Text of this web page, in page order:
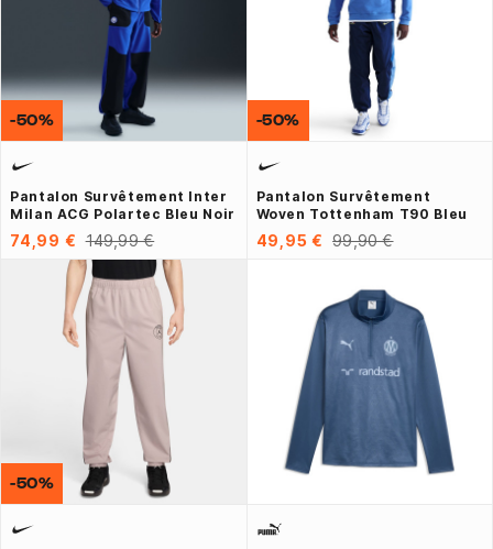
Pantalon Survêtement Inter
Milan ACG Polartec Bleu Noir
74,99 € 149,99 €
-50%
Pantalon Survêtement
Woven Tottenham T90 Bleu
49,95 € 99,90 €
-50%
-50%